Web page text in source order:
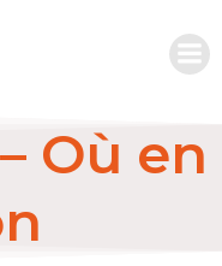
Où en